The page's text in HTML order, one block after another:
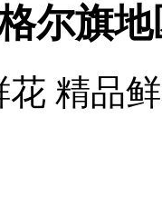
尔旗
花 精品